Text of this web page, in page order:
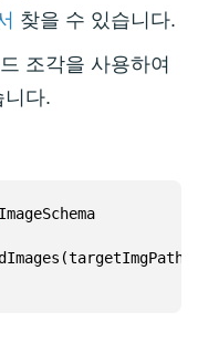
찾을 수 있습니다.
조각을 사용하여
니다.